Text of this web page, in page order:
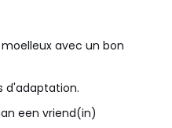
avec un bon
d'adaptation.
een vriend(in)